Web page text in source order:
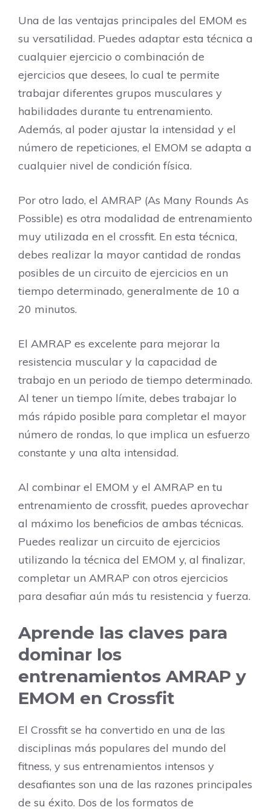
Una de las ventajas principales del EMOM es
su versatilidad. Puedes adaptar esta técnica a
cualquier ejercicio o combinación de
ejercicios que desees, lo cual te permite
trabajar diferentes grupos musculares y
habilidades durante tu entrenamiento.
Además, al poder ajustar la intensidad y el
número de repeticiones, el EMOM se adapta a
cualquier nivel de condición física.
Por otro lado, el AMRAP (As Many Rounds As
Possible) es otra modalidad de entrenamiento
muy utilizada en el crossfit. En esta técnica,
debes realizar la mayor cantidad de rondas
posibles de un circuito de ejercicios en un
tiempo determinado, generalmente de 10 a
20 minutos.
El AMRAP es excelente para mejorar la
resistencia muscular y la capacidad de
trabajo en un periodo de tiempo determinado.
Al tener un tiempo límite, debes trabajar lo
más rápido posible para completar el mayor
número de rondas, lo que implica un esfuerzo
constante y una alta intensidad.
Al combinar el EMOM y el AMRAP en tu
entrenamiento de crossfit, puedes aprovechar
al máximo los beneficios de ambas técnicas.
Puedes realizar un circuito de ejercicios
utilizando la técnica del EMOM y, al finalizar,
completar un AMRAP con otros ejercicios
para desafiar aún más tu resistencia y fuerza.
Aprende las claves para
dominar los
entrenamientos AMRAP y
EMOM en Crossfit
El Crossfit se ha convertido en una de las
disciplinas más populares del mundo del
fitness, y sus entrenamientos intensos y
desafiantes son una de las razones principales
de su éxito. Dos de los formatos de